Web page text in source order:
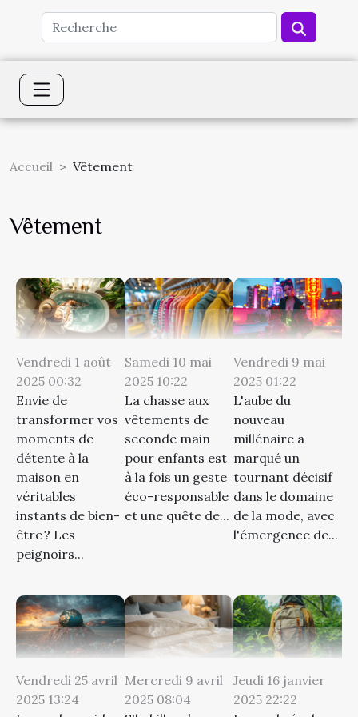
Accueil Vêtement
Vêtement
Vendredi 1 août
2025 00:32
Envie de
transformer vos
moments de
détente à la
maison en
véritables
instants de bien-
être ? Les
peignoirs...
Samedi 10 mai
2025 10:22
La chasse aux
vêtements de
seconde main
pour enfants est
à la fois un geste
éco-responsable
et une quête de...
Vendredi 9 mai
2025 01:22
L'aube du
nouveau
millénaire a
marqué un
tournant décisif
dans le domaine
de la mode, avec
l'émergence de...
Vendredi 25 avril
2025 13:24
Mercredi 9 avril
2025 08:04
Jeudi 16 janvier
2025 22:22